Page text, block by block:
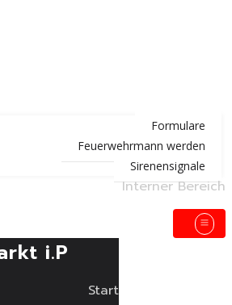
Formulare
Feuerwehrmann werden
Sirenensignale
Interner Bereich
i.P
Start